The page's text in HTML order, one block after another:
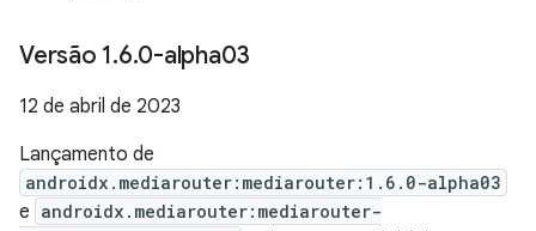
Versão 1.6.0-alpha03
12 de abril de 2023
Lançamento de
androidx.mediarouter:mediarouter:1.6.0-alpha03
e androidx.mediarouter:mediarouter-